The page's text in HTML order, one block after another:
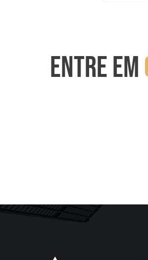
ENTRE EM